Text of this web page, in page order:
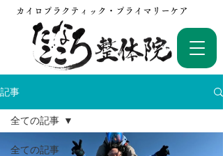
カイロプラクティック・プライマリーケア
記事
全ての記事
全ての記事